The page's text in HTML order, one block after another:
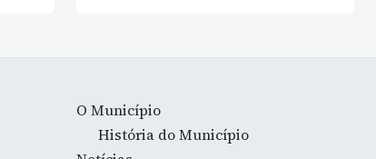
O Município
História do Município